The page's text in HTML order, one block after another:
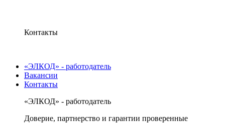
Контакты
«ЭЛКОД» - работодатель
Вакансии
Контакты
«ЭЛКОД» - работодатель
Доверие, партнерство и гарантии проверенные